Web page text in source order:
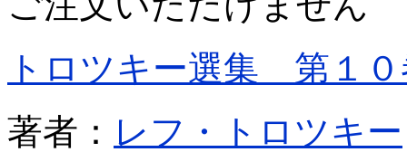
トロツキー選集 第１
著者： レフ・トロツキー